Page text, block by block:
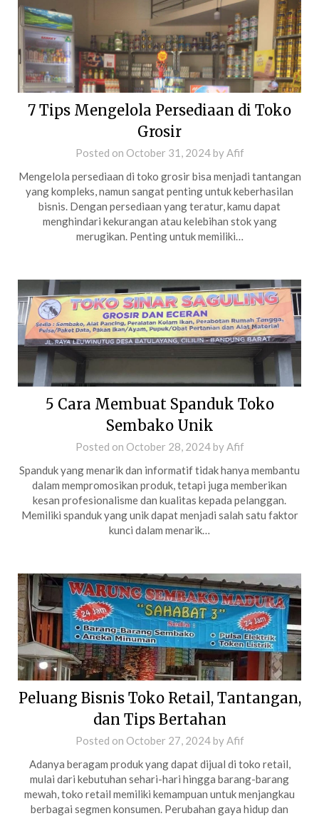
7 Tips Mengelola Persediaan di Toko
Grosir
Posted on October 31, 2024byAfif
Mengelola persediaan di toko grosir bisa menjadi tantangan
yang kompleks, namun sangat penting untuk keberhasilan
bisnis. Dengan persediaan yang teratur, kamu dapat
menghindari kekurangan atau kelebihan stok yang
merugikan. Penting untuk memiliki…
5 Cara Membuat Spanduk Toko
Sembako Unik
Posted on October 28, 2024byAfif
Spanduk yang menarik dan informatif tidak hanya membantu
dalam mempromosikan produk, tetapi juga memberikan
kesan profesionalisme dan kualitas kepada pelanggan.
Memiliki spanduk yang unik dapat menjadi salah satu faktor
kunci dalam menarik…
Peluang Bisnis Toko Retail, Tantangan,
dan Tips Bertahan
Posted on October 27, 2024byAfif
Adanya beragam produk yang dapat dijual di toko retail,
mulai dari kebutuhan sehari-hari hingga barang-barang
mewah, toko retail memiliki kemampuan untuk menjangkau
berbagai segmen konsumen. Perubahan gaya hidup dan